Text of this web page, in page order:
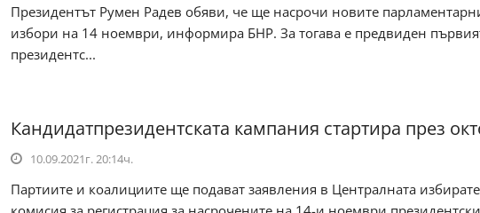
Президентът Румен Радев обяви, че ще насрочи новите
избори на 14 ноември, информира БНР. За тогава е предвиден
президентс...
Кандидатпрезидентската кампания стартира през
10.09.2021г. 20:14ч.
Партиите и коалициите ще подават заявления в Централната